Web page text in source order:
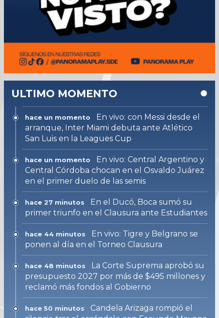
ULTIMO MOMENTO
hace un momento
En vivo: con Messi desde el
arranque, Inter Miami debuta ante Atlético
San Luis en la Leagues Cup
hace un momento
En vivo: Central Argentino y
Central Córdoba chocan en el Osvaldo Juárez
en el primer duelo de las semis
hace 27 minutos
En el Ducó, Boca sumó su
primer triunfo en el Clausura ante Estudiantes
hace 44 minutos
En vivo: Tigre y Belgrano se
ponen al día en el Torneo Clausura
hace 48 minutos
La Corte Suprema aprobó su
presupuesto 2027 por más de $495 millones y
reclamó más fondos al Gobierno
hace 50 minutos
Candela Arizaga rompió el